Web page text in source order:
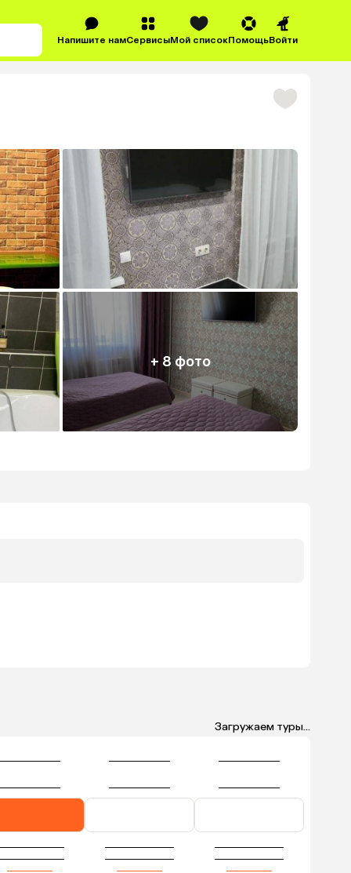
Напишите намСервисыМой списокПомощьВойти
+ 8 фото
Загружаем туры...